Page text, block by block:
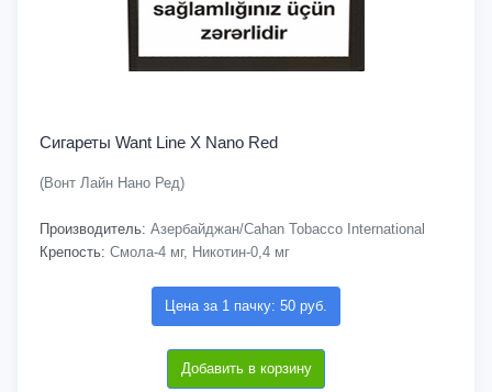
Сигареты Want Line X Nano Red
(Вонт Лайн Нано Ред)
Производитель: Азербайджан/Cahan Tobacco International
Крепость: Смола-4 мг, Никотин-0,4 мг
Цена за 1 пачку: 50 руб.
Добавить в корзину